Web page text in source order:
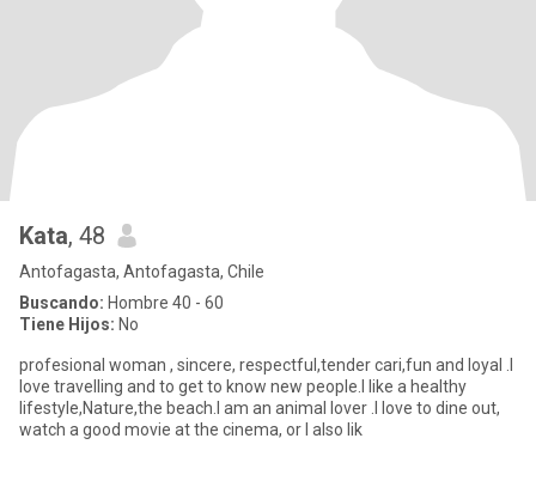
Kata, 48
Antofagasta, Antofagasta, Chile
Buscando: Hombre 40 - 60
Tiene Hijos: No
profesional woman , sincere, respectful,tender cari,fun and loyal .I
love travelling and to get to know new people.I like a healthy
lifestyle,Nature,the beach.I am an animal lover .I love to dine out,
watch a good movie at the cinema, or I also lik